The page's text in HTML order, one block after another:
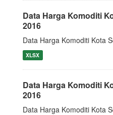
Data Harga Komoditi
2016
Data Harga Komoditi Kota
XLSX
Data Harga Komoditi
2016
Data Harga Komoditi Kota